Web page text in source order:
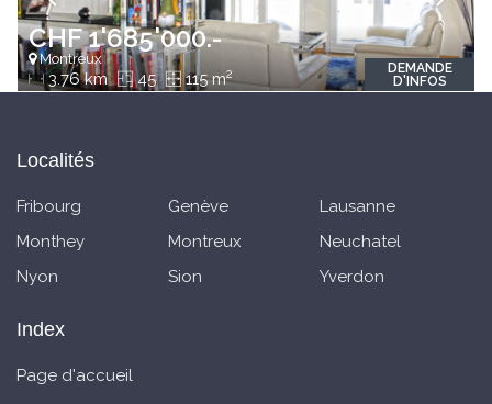
CHF 1'685'000.-
Montreux
3.76 km 45 115 m2
DEMANDE
D'INFOS
Localités
Fribourg Genève
Lausanne
Monthey
Montreux
Neuchatel
Nyon
Sion Yverdon
Index
Page d'accueil